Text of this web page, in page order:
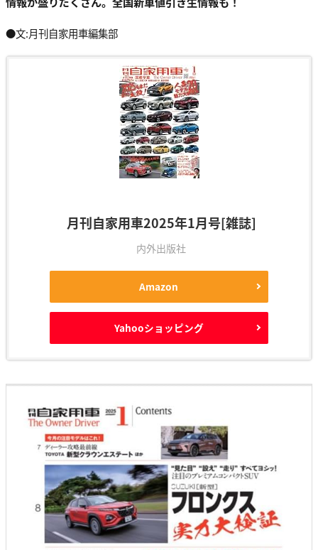
●文:月刊自家用車編集部
月刊自家用車2025年1月号[雑誌]
内外出版社
Amazon
Yahooショッピング